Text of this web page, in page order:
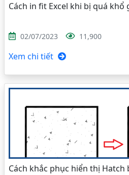
Cách in fit Excel khi bị quá khổ
02/07/2023 11,900
Xem chi tiết
Cách khắc phục hiển thị Hatch